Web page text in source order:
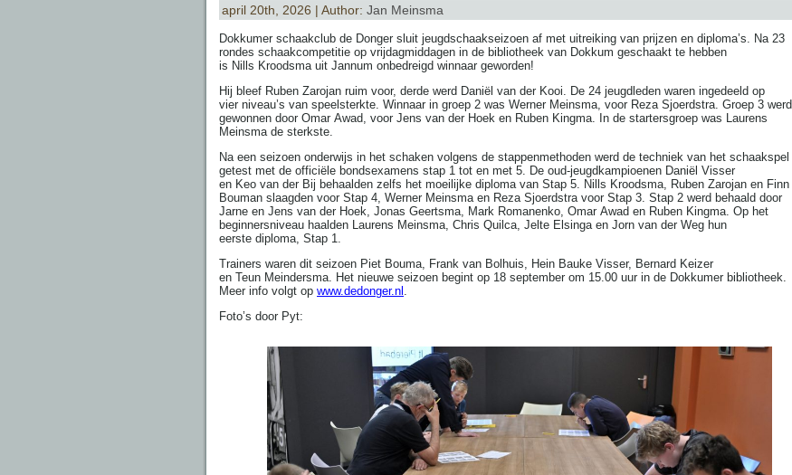
april 20th, 2026 | Author: Jan Meinsma
Dokkumer schaakclub de Donger sluit jeugdschaakseizoen af met uitreiking van prijzen en diploma’s. Na 23
rondes schaakcompetitie op vrijdagmiddagen in de bibliotheek van Dokkum geschaakt te hebben
is Nills Kroodsma uit Jannum onbedreigd winnaar geworden!
Hij bleef Ruben Zarojan ruim voor, derde werd Daniël van der Kooi. De 24 jeugdleden waren ingedeeld op
vier niveau’s van speelsterkte. Winnaar in groep 2 was Werner Meinsma, voor Reza Sjoerdstra. Groep 3 werd
gewonnen door Omar Awad, voor Jens van der Hoek en Ruben Kingma. In de startersgroep was Laurens
Meinsma de sterkste.
Na een seizoen onderwijs in het schaken volgens de stappenmethoden werd de techniek van het schaakspel
getest met de officiële bondsexamens stap 1 tot en met 5. De oud-jeugdkampioenen Daniël Visser
en Keo van der Bij behaalden zelfs het moeilijke diploma van Stap 5. Nills Kroodsma, Ruben Zarojan en Finn
Bouman slaagden voor Stap 4, Werner Meinsma en Reza Sjoerdstra voor Stap 3. Stap 2 werd behaald door
Jarne en Jens van der Hoek, Jonas Geertsma, Mark Romanenko, Omar Awad en Ruben Kingma. Op het
beginnersniveau haalden Laurens Meinsma, Chris Quilca, Jelte Elsinga en Jorn van der Weg hun
eerste diploma, Stap 1.
Trainers waren dit seizoen Piet Bouma, Frank van Bolhuis, Hein Bauke Visser, Bernard Keizer
en Teun Meindersma. Het nieuwe seizoen begint op 18 september om 15.00 uur in de Dokkumer bibliotheek.
Meer info volgt op www.dedonger.nl .
Foto’s door Pyt: